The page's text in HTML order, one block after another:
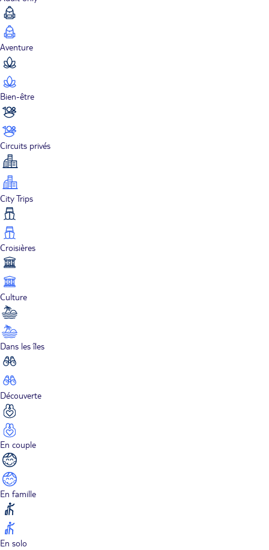
Aventure
Bien-être
Circuits privés
City Trips
Croisières
Culture
Dans les îles
Découverte
En couple
En famille
En solo